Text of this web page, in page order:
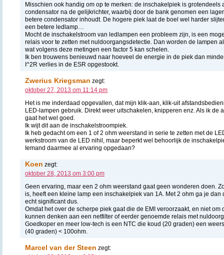
Misschien ook handig om op te merken: de inschakelpiek is grotendeels
condensator na de gelijkrichter, waarbij door de bank genomen een
betere condensator inhoudt. De hogere piek laat de boel wel harder
een betere ledlamp…
Mocht de inschakelstroom van ledlampen een probleem zijn, is een
relais voor te zetten met nuldoorgangsdetectie. Dan worden de lampen
wat volgens deze metingen een factor 5 kan schelen.
Ik ben trouwens benieuwd naar hoeveel de energie in de piek dan
I^2R verlies in de ESR opgestookt.
Zwerius Kriegsman zegt:
oktober 27, 2013 om 11:14 pm
Het is me inderdaad opgevallen, dat mijn klik-aan, klik-uit
LED-lampen gebruik. Direkt weer uitschakelen, knipperen enz. Als ik de
gaat het wel goed.
Ik wijt dit aan de inschakelstroompiek.
Ik heb gedacht om een 1 of 2 ohm weerstand in serie te zetten met de
werkstroom van de LED nihil, maar beperkt wel behoorlijk de
Iemand daarmee al ervaring opgedaan?
Koen zegt:
oktober 28, 2013 om 3:00 pm
Geen ervaring, maar een 2 ohm weerstand gaat geen wonderen doen.
is, heeft een kleine lamp een inschakelpiek van 1A. Met 2 ohm ga je dan
echt significant dus.
Omdat het over de scherpe piek gaat die de EMI veroorzaakt, en niet om
kunnen denken aan een netfilter of eerder genoemde relais met
Goedkoper en meer low-tech is een NTC die koud (20 graden) een
(40 graden) < 100ohm.
Marcel van der Steen zegt: